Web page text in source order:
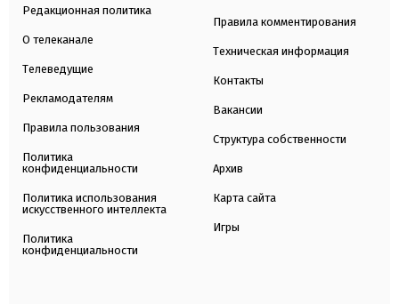
Редакционная политика
О телеканале
Телеведущие
Рекламодателям
Правила пользования
Политика
конфиденциальности
Политика использования
искусственного интеллекта
Политика
конфиденциальности
Правила комментирования
Техническая информация
Контакты
Вакансии
Структура собственности
Архив
Карта сайта
Игры